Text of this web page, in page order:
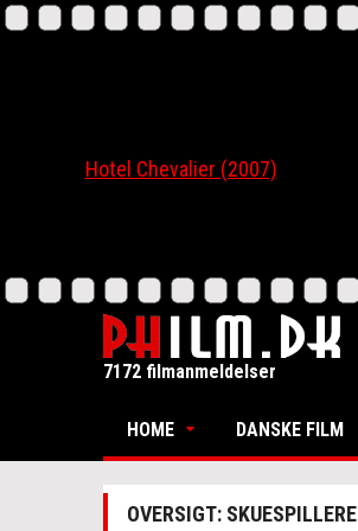
Hotel Chevalier (2007)
7172 filmanmeldelser
HOME DANSKE FILM
OVERSIGT: SKUESPILLERE